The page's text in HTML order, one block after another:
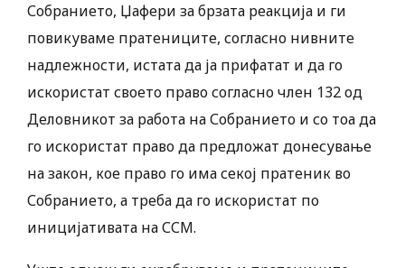
Собранието, Џафери за брзата реакција и ги
повикуваме пратениците, согласно нивните
надлежности, истата да ја прифатат и да го
искористат своето право согласно член 132 од
Деловникот за работа на Собранието и со тоа да
го искористат право да предложат донесување
на закон, кое право го има секој пратеник во
Собранието, а треба да го искористат по
иницијативата на ССМ.